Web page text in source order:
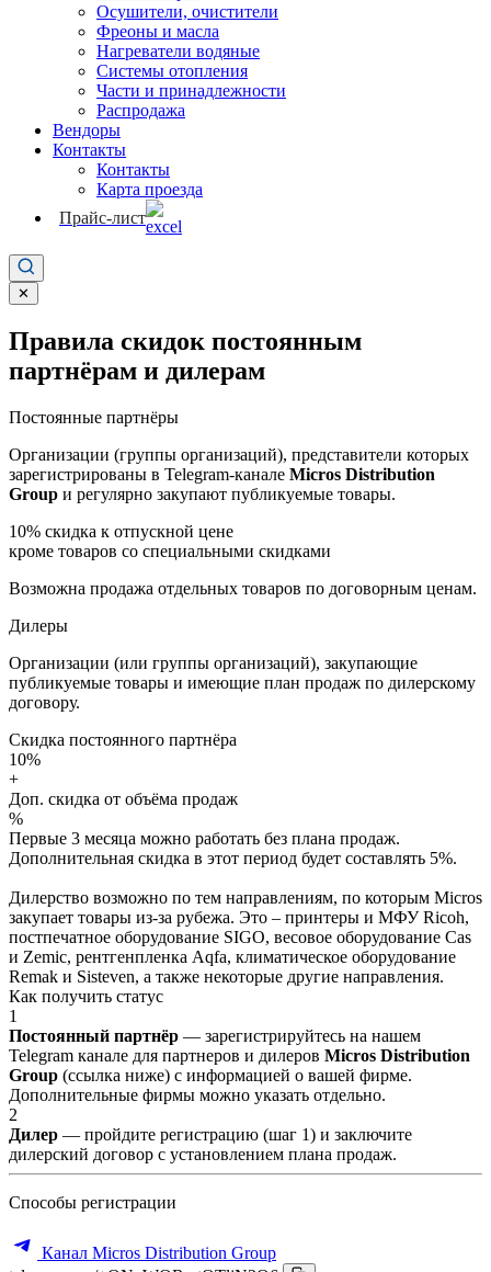
Осушители, очистители
Фреоны и масла
Нагреватели водяные
Системы отопления
Части и принадлежности
Раcпродажа
Вендоры
Контакты
Контакты
Карта проезда
Прайс-лист
✕
Правила скидок постоянным
партнёрам и дилерам
Постоянные партнёры
Организации (группы организаций), представители которых
зарегистрированы в Telegram-канале Micros Distribution
Group и регулярно закупают публикуемые товары.
10% скидка к отпускной цене
кроме товаров со специальными скидками
Возможна продажа отдельных товаров по договорным ценам.
Дилеры
Организации (или группы организаций), закупающие
публикуемые товары и имеющие план продаж по дилерскому
договору.
Скидка постоянного партнёра
10%
+
Доп. скидка от объёма продаж
%
Первые 3 месяца можно работать без плана продаж.
Дополнительная скидка в этот период будет составлять 5%.
Дилерство возможно по тем направлениям, по которым Micros
закупает товары из-за рубежа. Это – принтеры и МФУ Ricoh,
постпечатное оборудование SIGO, весовое оборудование Cas
и Zemic, рентгенпленка Aqfa, климатическое оборудование
Remak и Sisteven, а также некоторые другие направления.
Как получить статус
1
Постоянный партнёр — зарегистрируйтесь на нашем
Telegram канале для партнеров и дилеров Micros Distribution
Group (ссылка ниже) с информацией о вашей фирме.
Дополнительные фирмы можно указать отдельно.
2
Дилер — пройдите регистрацию (шаг 1) и заключите
дилерский договор с установлением плана продаж.
Способы регистрации
Канал Micros Distribution Group